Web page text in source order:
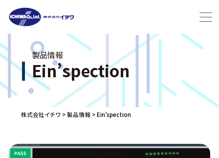
Ein’spection
株式会社イチワ>製品情報>Ein’spection